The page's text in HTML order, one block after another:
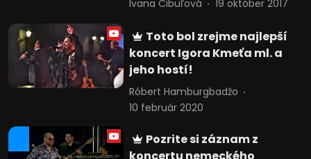
Ivana Cibuľová 19 október 2017
Toto bol zrejme najlepší
koncert Igora Kmeťa ml. a
jeho hostí!
Róbert Hamburgbadžo
10 február 2020
Pozrite si záznam z
koncertu nemeckého